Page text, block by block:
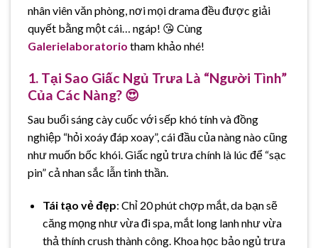
nhân viên văn phòng, nơi mọi drama đều được giải
quyết bằng một cái… ngáp! 😘 Cùng
Galerielaboratorio tham khảo nhé!
1. Tại Sao Giấc Ngủ Trưa Là “Người Tình”
Của Các Nàng? 😍
Sau buổi sáng cày cuốc với sếp khó tính và đồng
nghiệp “hỏi xoáy đáp xoay”, cái đầu của nàng nào cũng
như muốn bốc khói. Giấc ngủ trưa chính là lúc để “sạc
pin” cả nhan sắc lẫn tinh thần.
Tái tạo vẻ đẹp: Chỉ 20 phút chợp mắt, da bạn sẽ
căng mọng như vừa đi spa, mắt long lanh như vừa
thả thính crush thành công. Khoa học bảo ngủ trưa